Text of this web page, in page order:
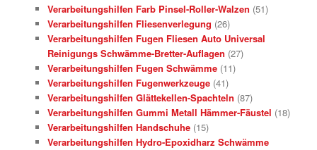
Verarbeitungshilfen Farb Pinsel-Roller-Walzen (51)
Verarbeitungshilfen Fliesenverlegung (26)
Verarbeitungshilfen Fugen Fliesen Auto Universal
Reinigungs Schwämme-Bretter-Auflagen (27)
Verarbeitungshilfen Fugen Schwämme (11)
Verarbeitungshilfen Fugenwerkzeuge (41)
Verarbeitungshilfen Glättekellen-Spachteln (87)
Verarbeitungshilfen Gummi Metall Hämmer-Fäustel (18)
Verarbeitungshilfen Handschuhe (15)
Verarbeitungshilfen Hydro-Epoxidharz Schwämme